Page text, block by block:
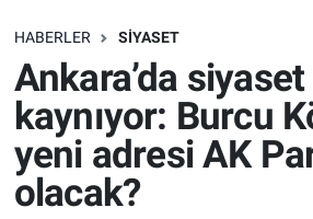
HABERLER SIYASET
Ankara’da siyaset
kaynıyor: Burcu
yeni adresi AK
olacak?
SAĞLIK
EKONOMİ
EĞİTİM
ÖZEL HABER